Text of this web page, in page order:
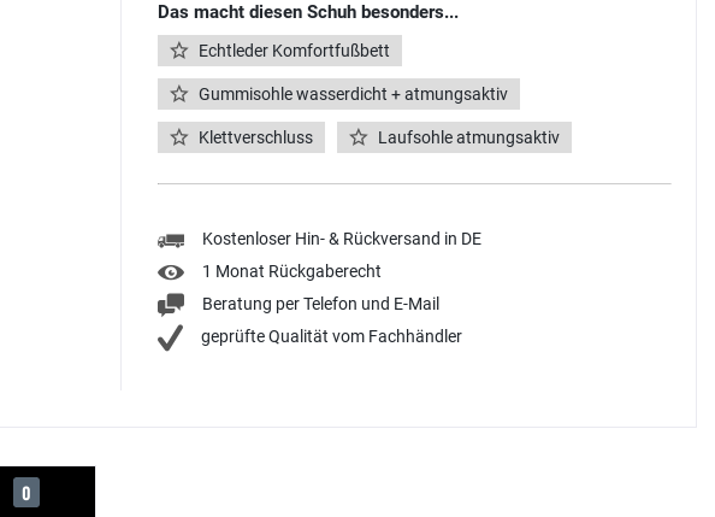
Das macht diesen Schuh besonders...
Echtleder Komfortfußbett
Gummisohle wasserdicht + atmungsaktiv
Klettverschluss Laufsohle atmungsaktiv
Kostenloser Hin- & Rückversand in DE
1 Monat Rückgaberecht
Beratung per Telefon und E-Mail
geprüfte Qualität vom Fachhändler
0